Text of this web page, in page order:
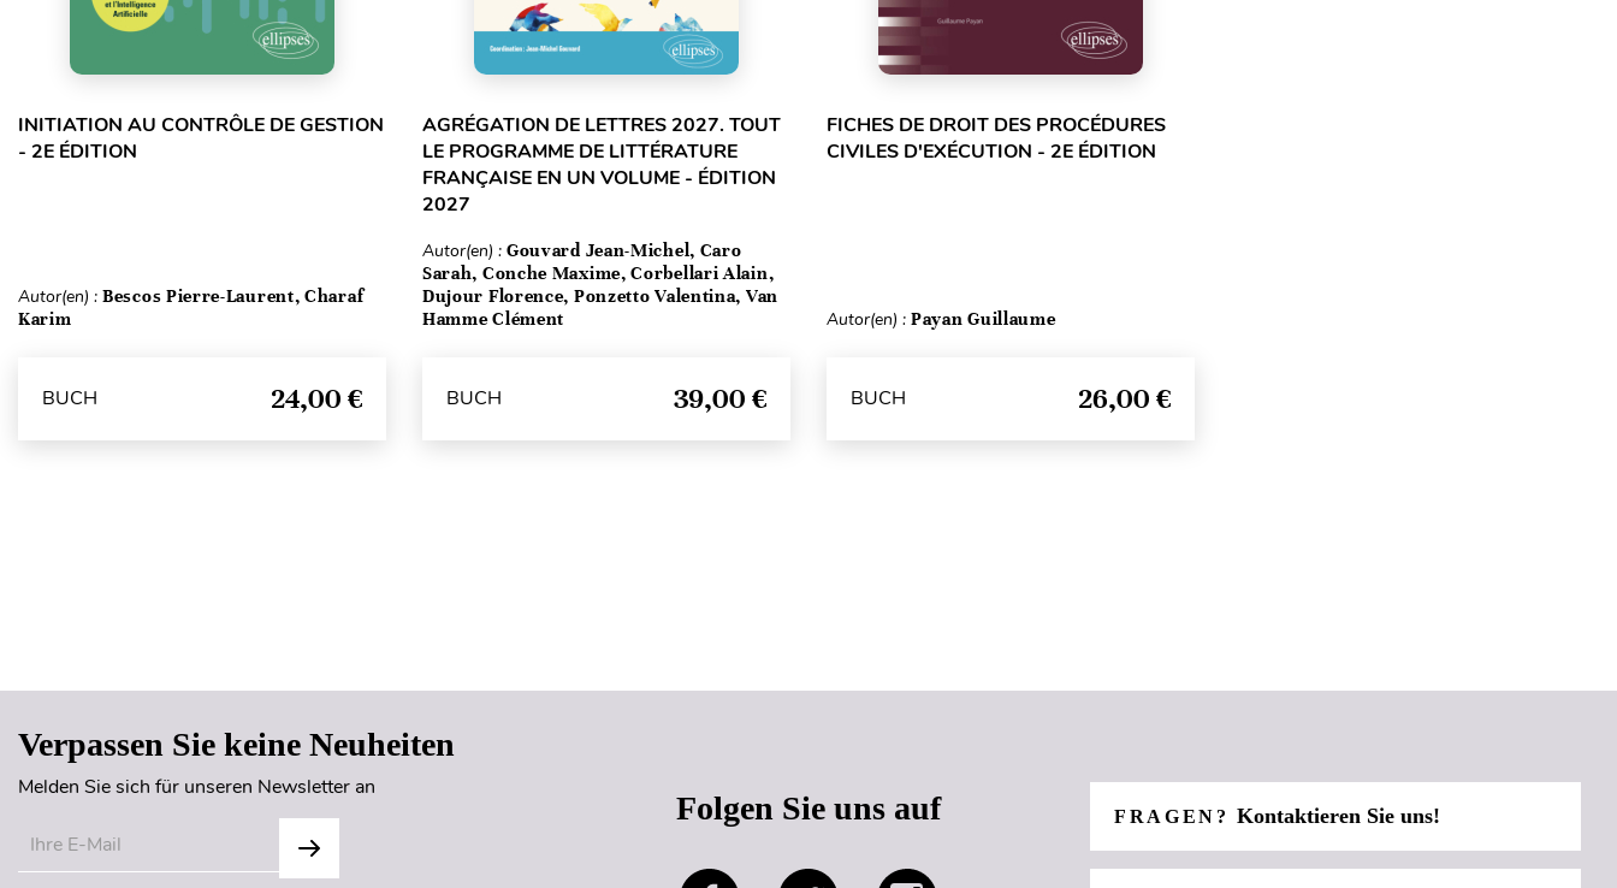
INITIATION AU CONTRÔLE DE GESTION
- 2E ÉDITION
Autor(en) : Bescos Pierre-Laurent, Charaf
Karim
BUCH 24,00 €
AGRÉGATION DE LETTRES 2027. TOUT
LE PROGRAMME DE LITTÉRATURE
FRANÇAISE EN UN VOLUME - ÉDITION
2027
Autor(en) : Gouvard Jean-Michel, Caro
Sarah, Conche Maxime, Corbellari Alain,
Dujour Florence, Ponzetto Valentina, Van
Hamme Clément
BUCH 39,00 €
FICHES DE DROIT DES PROCÉDURES
CIVILES D'EXÉCUTION - 2E ÉDITION
Autor(en) : Payan Guillaume
BUCH 26,00 €
Verpassen Sie keine Neuheiten
Melden Sie sich für unseren Newsletter an
Folgen Sie uns auf FRAGEN?Kontaktieren Sie uns!